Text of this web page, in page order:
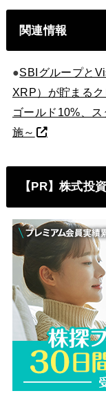
関連情報
●SBIグループと
XRP）が貯まる
ゴールド10%、
施～
【PR】株式投